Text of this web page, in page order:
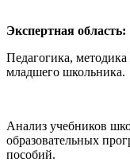
Экспертная область:
Педагогика,
младшего школьника.
Анализ учебников
образовательных
пособий.